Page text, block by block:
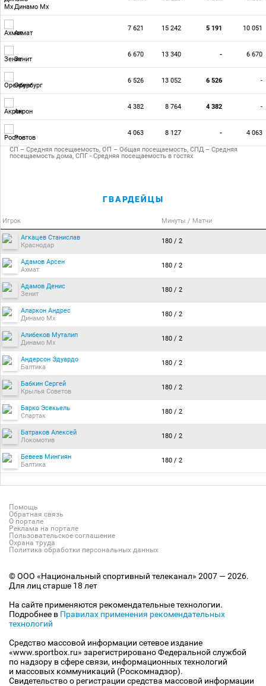
Динамо Мх
Ахмат
7 621 15 242 5 191 10 051
Зенит
6 670 13 340 - 6 670
Оренбург
6 526 13 052 6 526 -
Акрон
4 382 8 764 4 382 -
Ростов
4 063 8 127 - 4 063
СП – Средняя посещаемость, ОП – Общая посещаемость, СПД – Средняя
посещаемость дома, СПГ - Средняя посещаемость в гостях
ГВАРДЕЙЦЫ
Игрок Минуты / Матчи
Агкацев Станислав
Краснодар
180 / 2
Адамов Арсен
Ахмат
180 / 2
Адамов Денис
Зенит
180 / 2
Аларкон Андрес
Динамо Мх
180 / 2
Алибеков Муталип
Динамо Мх
180 / 2
Андерсон Эдуардо
Балтика
180 / 2
Бабкин Сергей
Крылья Советов
180 / 2
Барко Эсекьель
Спартак
180 / 2
Батраков Алексей
Локомотив
180 / 2
Бевеев Мингиян
Балтика
180 / 2
Помощь
Обратная связь
О портале
Реклама на портале
Пользовательское соглашение
Охрана труда
Политика обработки персональных данных
© ООО «Национальный спортивный телеканал» 2007 — 2026.
Для лиц старше 18 лет
На сайте применяются рекомендательные технологии.
Подробнее в Правилах применения рекомендательных
технологий
Средство массовой информации сетевое издание
«www.sportbox.ru» зарегистрировано Федеральной службой
по надзору в сфере связи, информационных технологий
и массовых коммуникаций (Роскомнадзор).
Свидетельство о регистрации средства массовой информации